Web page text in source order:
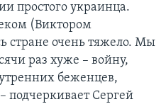
простого украинца.
(Виктором
стране очень тяжело. Мы
раз хуже – войну,
беженцев,
подчеркивает Сергей